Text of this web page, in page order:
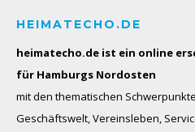
HEIMATECHO.DE
heimatecho.de ist ein online
für Hamburgs Nordosten
mit den thematischen
Geschäftswelt, Vereinsleben,